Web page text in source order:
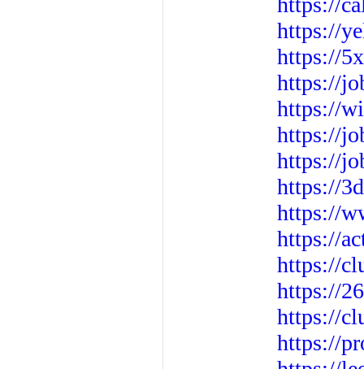
https://
https://
https://
https://
https://
https://
https://
https://
https://
https://
https://
https://
https://